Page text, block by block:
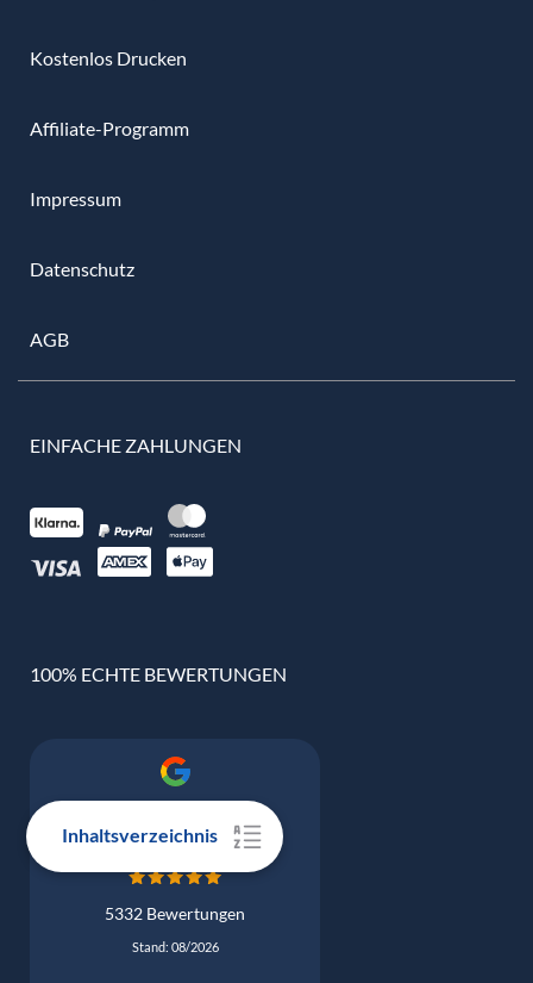
Inhaltsverzeichnis
Kostenlos Drucken
Affiliate-Programm
Impressum
Datenschutz
AGB
EINFACHE ZAHLUNGEN
100% ECHTE BEWERTUNGEN
4.9
5332 Bewertungen
Stand: 08/2026